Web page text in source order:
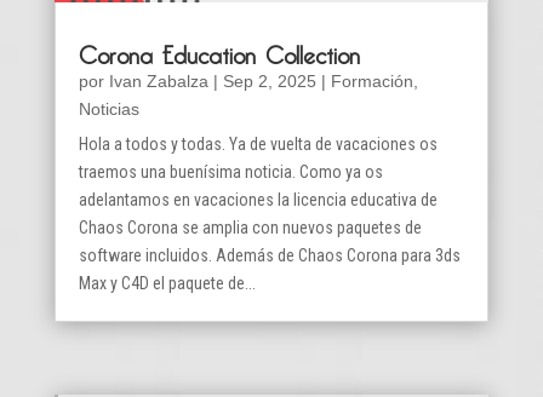
Corona Education Collection
por Ivan Zabalza | Sep 2, 2025 | Formación
Noticias
Hola a todos y todas. Ya de vuelta de vacaciones os
traemos una buenísima noticia. Como ya os
adelantamos en vacaciones la licencia educativa de
Chaos Corona se amplia con nuevos paquetes de
software incluidos. Además de Chaos Corona para 3ds
Max y C4D el paquete de...